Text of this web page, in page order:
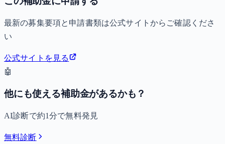
最新の募集要項と申請書類は公式サイトからご確認くださ
い
公式サイトを見る
🤖
他にも使える補助金があるかも？
AI診断で約1分で無料発見
無料診断